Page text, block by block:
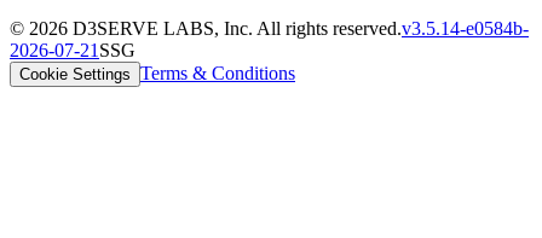
© 2026 D3SERVE LABS, Inc. All rights reserved.v3.5.14-e0584b-
2026-07-21 SSG
Cookie Settings Terms & Conditions